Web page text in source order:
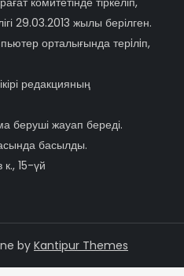
29.03.2013 жылы берілген.
орталығында терiлiп,
редакцияның
жауап береді.
басылды.
15-үй
by Kantipur Themes